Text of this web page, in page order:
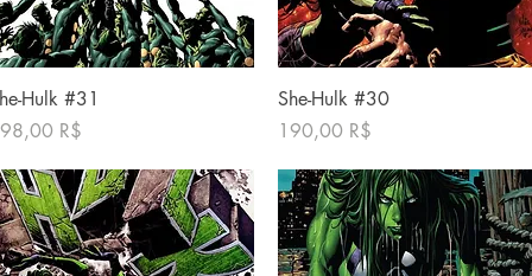
Γρήγορη προβολή
Hulk #31
R$
Γρήγορη προβολή
She-Hulk #30
Τιμή
190,00 R$